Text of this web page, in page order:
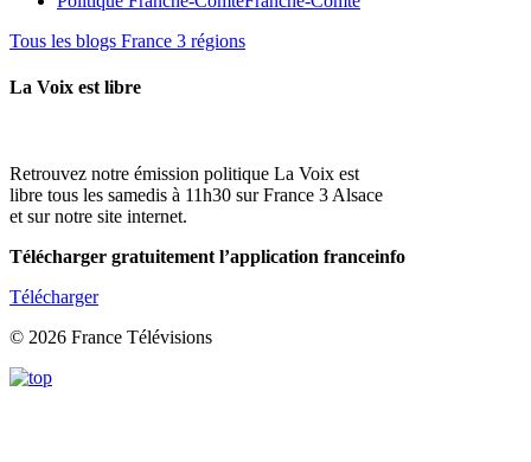
Tous les blogs France 3 régions
La Voix est libre
Retrouvez notre émission politique La Voix est
libre tous les samedis à 11h30 sur France 3 Alsace
et sur notre site internet.
Télécharger gratuitement l’application franceinfo
Télécharger
© 2026 France Télévisions